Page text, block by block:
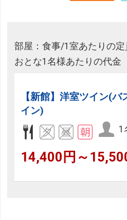
部屋：食事/1室あたりの定
おとな1名様あたりの代金
【新館】洋室ツイン(
イン)
1
14,400円～